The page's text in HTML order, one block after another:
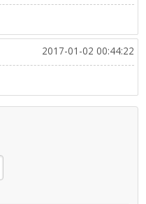
2017-01-02 00:44:22